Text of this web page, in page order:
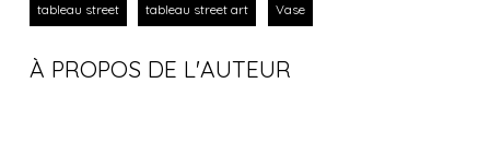
tableau street tableau street art Vase
À PROPOS DE L'AUTEUR